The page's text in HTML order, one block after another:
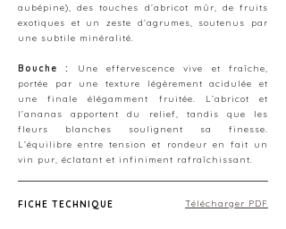
aubépine), des touches d’abricot mûr, de fruits
exotiques et un zeste d’agrumes, soutenus par
une subtile minéralité.
Bouche :
Une effervescence vive et fraîche,
portée par une texture légèrement acidulée et
une finale élégamment fruitée. L’abricot et
l’ananas apportent du relief, tandis que les
fleurs blanches soulignent sa finesse.
L’équilibre entre tension et rondeur en fait un
vin pur, éclatant et infiniment rafraîchissant.
FICHE TECHNIQUE Télécharger PDF